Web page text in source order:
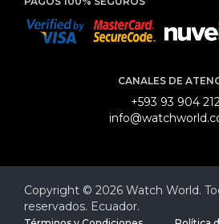
CANALES DE
+593 93 904
Copyright © 2026 Watch World.
reservados. Ecuador.